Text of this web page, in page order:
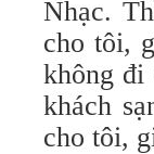
Nhạc.
cho tôi,
không đi
khách
cho tôi,